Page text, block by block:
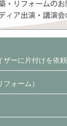
ザーに片付けを依頼
フォーム）